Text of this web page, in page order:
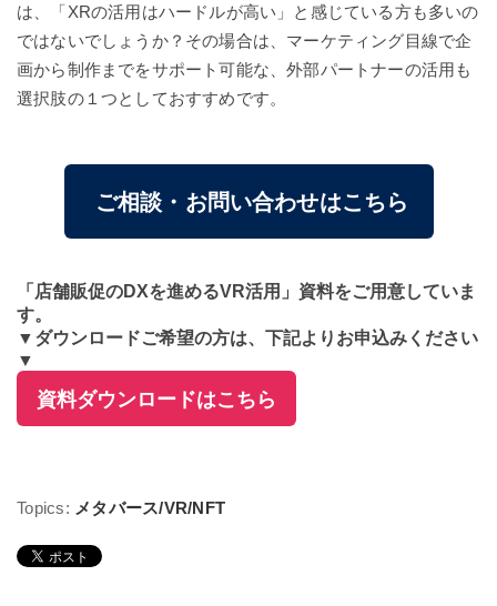
は、「XRの活用はハードルが高い」と感じている方も多いの
ではないでしょうか？その場合は、マーケティング目線で企
画から制作までをサポート可能な、外部パートナーの活用も
選択肢の１つとしておすすめです。
ご相談・お問い合わせはこちら
「店舗販促のDXを進めるVR活用」資料をご用意していま
す。
▼ダウンロードご希望の方は、下記よりお申込みください
▼
資料ダウンロードはこちら
Topics: メタバース/VR/NFT